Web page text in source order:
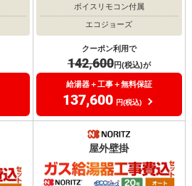
ボイスリモコン付属
エコジョーズ
クーポン利用で
142,600円(税込)が
給湯器＋工事＋無料保証
137,600 円(税込)
屋外壁掛